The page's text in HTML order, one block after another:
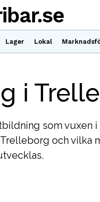
Lager Lokal
i
som vuxen
och vilka